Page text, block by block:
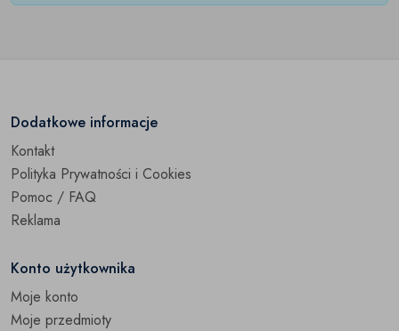
Dodatkowe informacje
Kontakt
Polityka Prywatności i Cookies
Pomoc / FAQ
Reklama
Konto użytkownika
Moje konto
Moje przedmioty